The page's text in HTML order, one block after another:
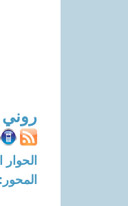
الحوار